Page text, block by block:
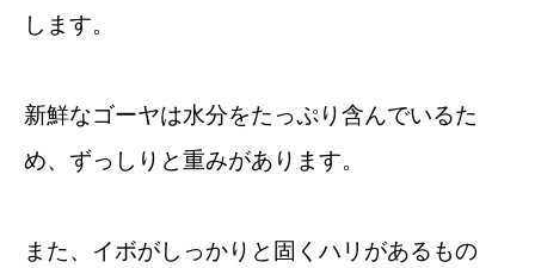
します。
新鮮なゴーヤは水分をたっぷり含んでいるた
め、ずっしりと重みがあります。
また、イボがしっかりと固くハリがあるもの